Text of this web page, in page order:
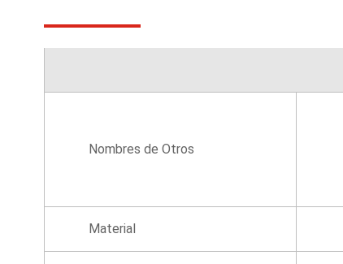
Nombres de Otros
Material